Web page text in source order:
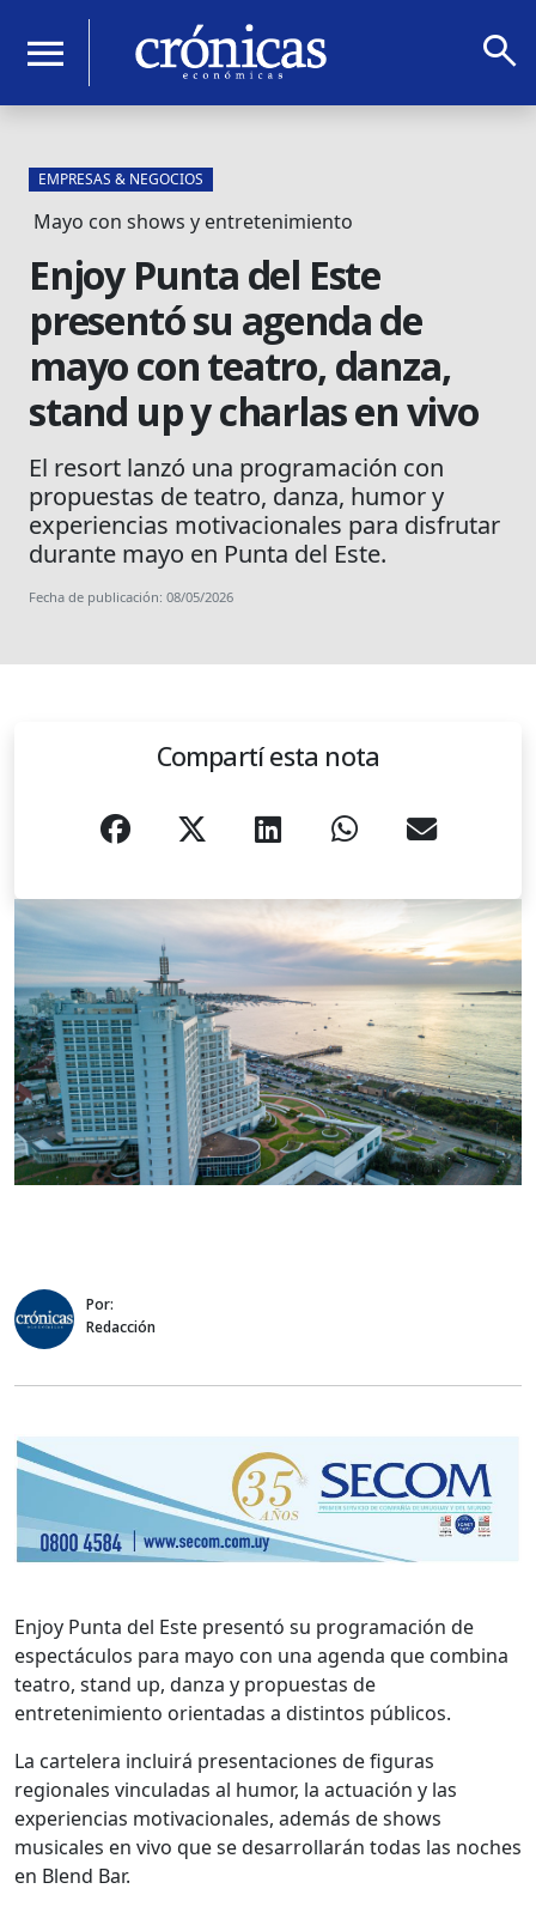
menu search
EMPRESAS & NEGOCIOS
Mayo con shows y entretenimiento
Enjoy Punta del Este
presentó su agenda de
mayo con teatro, danza,
stand up y charlas en vivo
El resort lanzó una programación con
propuestas de teatro, danza, humor y
experiencias motivacionales para disfrutar
durante mayo en Punta del Este.
Fecha de publicación: 08/05/2026
Compartí esta nota
Por:
Redacción
Enjoy Punta del Este presentó su programación de
espectáculos para mayo con una agenda que combina
teatro, stand up, danza y propuestas de
entretenimiento orientadas a distintos públicos.
La cartelera incluirá presentaciones de figuras
regionales vinculadas al humor, la actuación y las
experiencias motivacionales, además de shows
musicales en vivo que se desarrollarán todas las noches
en Blend Bar.